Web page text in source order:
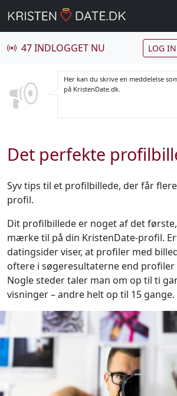
47 INDLOGGET NU LOG
Her kan du skrive en meddelelse
på KristenDate.dk.
Det perfekte
Syv tips til et profilbillede, der får
profil.
Dit profilbillede er noget af det
mærke til på din KristenDate-profil.
datingsider viser, at profiler med
oftere i søgeresultaterne end profiler
Nogle steder taler man om op til ti
visninger – andre helt op til 15 gange.